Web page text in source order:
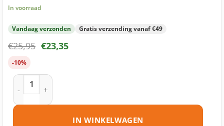
In voorraad
Vandaag verzonden Gratis verzending vanaf €49
€25,95 €23,35
-10%
HP 13X (Q2613X) toner zwart huismerk aantal
IN WINKELWAGEN